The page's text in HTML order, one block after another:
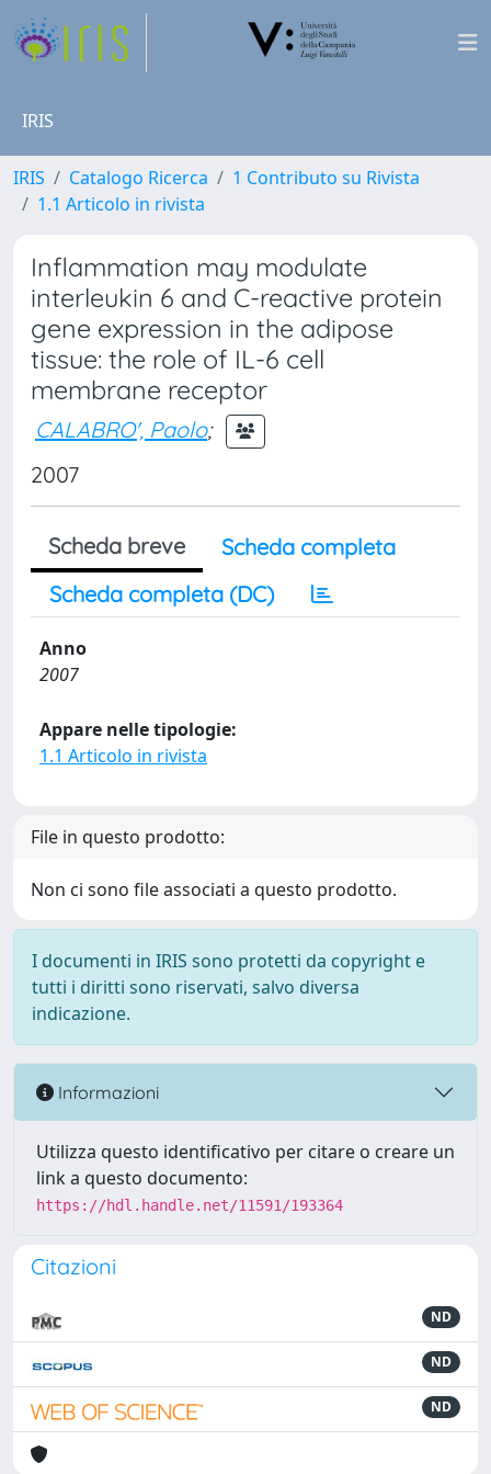
IRIS
IRIS Catalogo Ricerca
1 Contributo su Rivista
1.1 Articolo in rivista
Inflammation may modulate
interleukin 6 and C-reactive protein
gene expression in the adipose
tissue: the role of IL-6 cell
membrane receptor
CALABRO', Paolo;
2007
Scheda breve
Scheda completa
Scheda completa (DC)
Anno
2007
Appare nelle tipologie:
1.1 Articolo in rivista
File in questo prodotto:
Non ci sono file associati a questo prodotto.
I documenti in IRIS sono protetti da copyright e
tutti i diritti sono riservati, salvo diversa
indicazione.
Informazioni
Utilizza questo identificativo per citare o creare un
link a questo documento:
https://hdl.handle.net/11591/193364
Citazioni
ND
ND
ND